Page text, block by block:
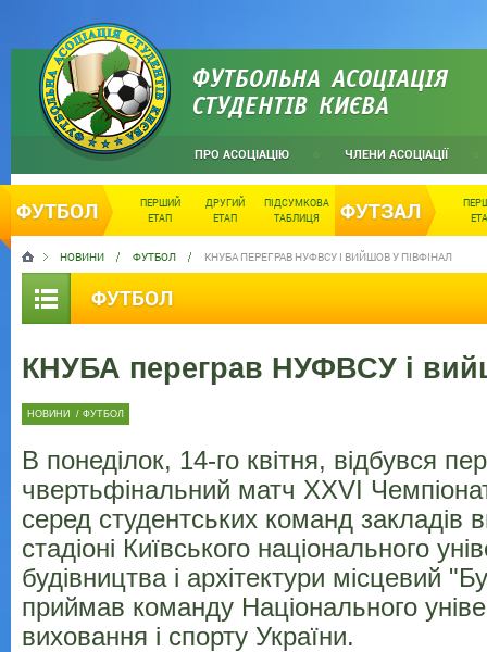
ФУТБОЛЬНА АСОЦІАЦІЯ
СТУДЕНТІВ КИЄВА
ПРО АСОЦІАЦІЮ ЧЛЕНИ АСОЦІАЦІЇ
ФУТБОЛ
ПЕРШИЙ
ЕТАП
ДРУГИЙ
ЕТАП
ПІДСУМКОВА
ТАБЛИЦЯ
ФУТЗАЛ
НОВИНИ ФУТБОЛ КНУБА ПЕРЕГРАВ НУФВСУ І ВИЙШОВ У ПІВФІНАЛ
ФУТБОЛ
КНУБА переграв НУФВСУ і
НОВИНИ / ФУТБОЛ
В понеділок, 14-го квітня, відбувся
чвертьфінальний матч XXVІ
серед студентських команд закладів
стадіоні Київського національного
будівництва і архітектури місцевий
приймав команду Національного
виховання і спорту України.